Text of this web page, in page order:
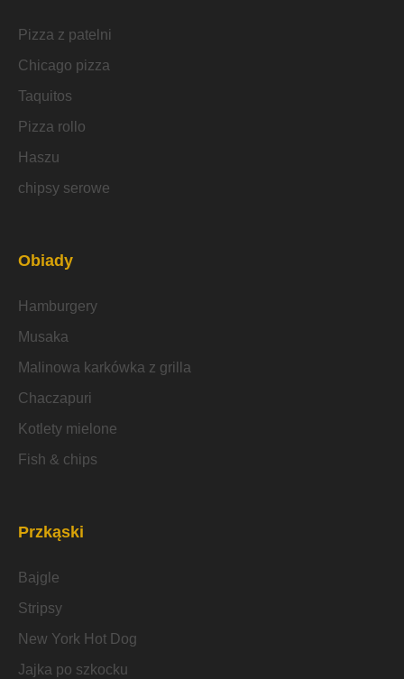
Pizza z patelni
Chicago pizza
Taquitos
Pizza rollo
Haszu
chipsy serowe
Obiady
Hamburgery
Musaka
Malinowa karkówka z grilla
Chaczapuri
Kotlety mielone
Fish & chips
Przkąski
Bajgle
Stripsy
New York Hot Dog
Jajka po szkocku